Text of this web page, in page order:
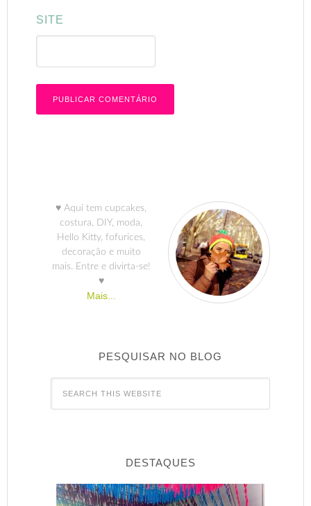
SITE
♥ Aqui tem cupcakes,
costura, DIY, moda,
Hello Kitty, fofurices,
decoração e muito
mais. Entre e divirta-se!
♥
Mais...
PESQUISAR NO BLOG
DESTAQUES